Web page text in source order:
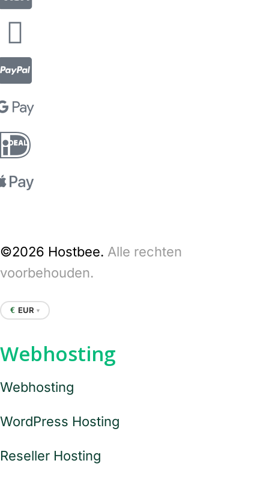
©2026 Hostbee. Alle rechten
voorbehouden.
€ EUR ▼
Webhosting
Webhosting
WordPress Hosting
Reseller Hosting